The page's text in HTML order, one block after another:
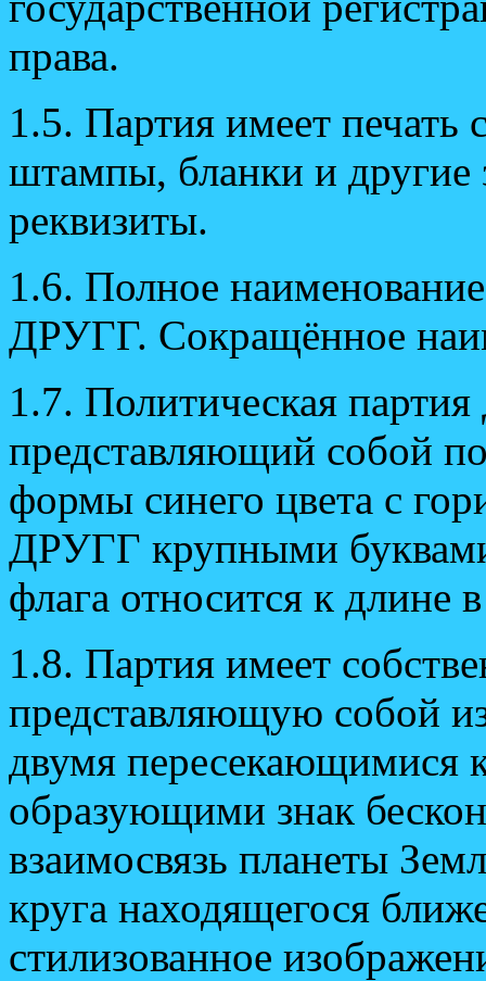
права.
1.5. Партия имеет печать
штампы, бланки и другие
реквизиты.
1.6. Полное
ДРУГГ. Сокращённое
1.7. Политическая
представляющий собой
формы синего цвета с
ДРУГГ крупными
флага относится к длине
1.8. Партия имеет
представляющую собой
двумя пересекающимися
образующими знак
взаимосвязь планеты
круга находящегося
стилизованное